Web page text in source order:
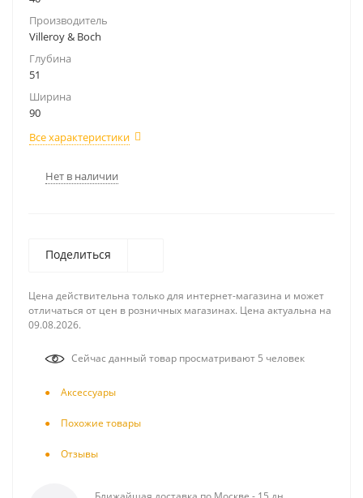
Производитель
Villeroy & Boch
Глубина
51
Ширина
90
Все характеристики
Нет в наличии
Поделиться
Цена действительна только для интернет-магазина и может
отличаться от цен в розничных магазинах. Цена актуальна на
09.08.2026.
Сейчас данный товар просматривают 5 человек
Аксесcуары
Похожие товары
Отзывы